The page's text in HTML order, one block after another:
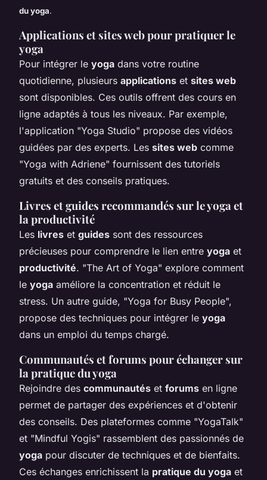
du yoga.
Applications et sites web pour pratiquer le
yoga
Pour intégrer le yoga dans votre routine
quotidienne, plusieurs applications et sites web
sont disponibles. Ces outils offrent des cours en
ligne adaptés à tous les niveaux. Par exemple,
l'application "Yoga Studio" propose des vidéos
guidées par des experts. Les sites web comme
"Yoga with Adriene" fournissent des tutoriels
gratuits et des conseils pratiques.
Livres et guides recommandés sur le yoga et
la productivité
Les livres et guides sont des ressources
précieuses pour comprendre le lien entre yoga et
productivité. "The Art of Yoga" explore comment
le yoga améliore la concentration et réduit le
stress. Un autre guide, "Yoga for Busy People",
propose des techniques pour intégrer le yoga
dans un emploi du temps chargé.
Communautés et forums pour échanger sur
la pratique du yoga
Rejoindre des communautés et forums en ligne
permet de partager des expériences et d'obtenir
des conseils. Des plateformes comme "YogaTalk"
et "Mindful Yogis" rassemblent des passionnés de
yoga pour discuter de techniques et de bienfaits.
Ces échanges enrichissent la pratique du yoga et